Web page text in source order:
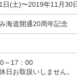
日(土)〜2019年11月30
海道開通20周年記念
～17：00
日お取扱いしません。